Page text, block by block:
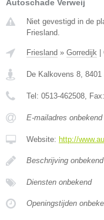
Autoschade Verweij
Niet gevestigd in de
Friesland.
Friesland » Gorredijk
De Kalkovens 8, 8401
Tel: 0513-462508, Fax:
E-mailadres onbekend
Website: http://
Beschrijving onbekend
Diensten onbekend
Openingstijden